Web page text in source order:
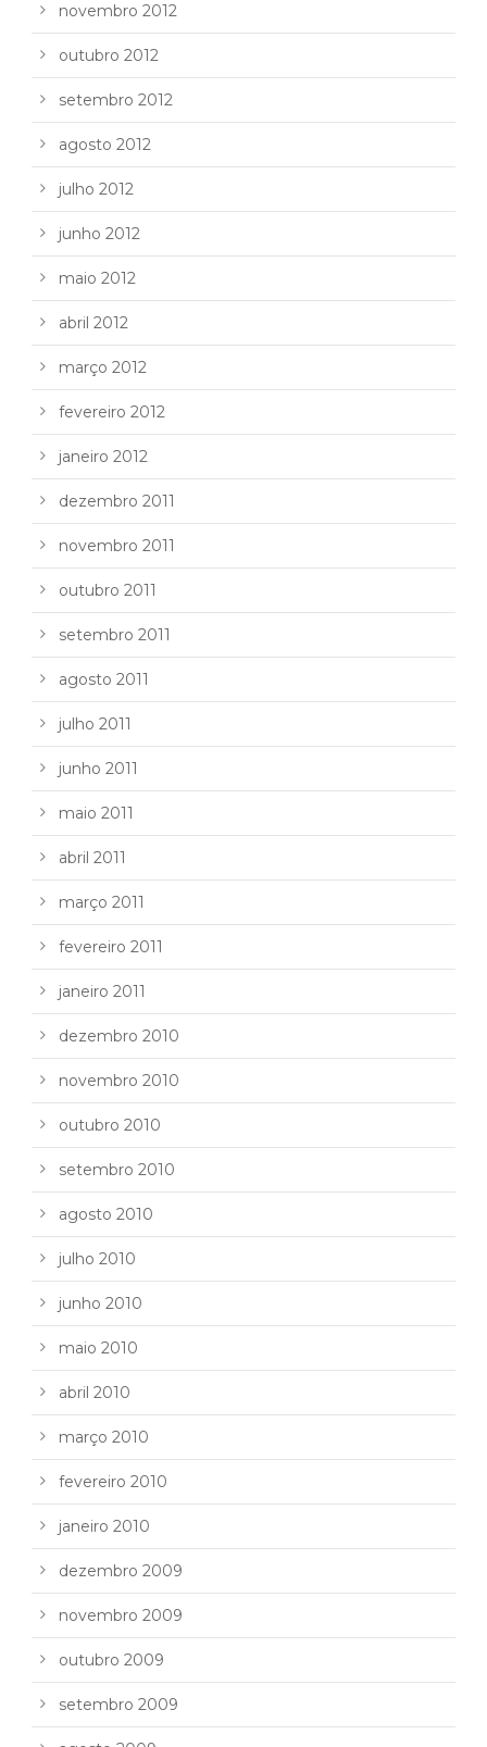
novembro 2012
outubro 2012
setembro 2012
agosto 2012
julho 2012
junho 2012
maio 2012
abril 2012
março 2012
fevereiro 2012
janeiro 2012
dezembro 2011
novembro 2011
outubro 2011
setembro 2011
agosto 2011
julho 2011
junho 2011
maio 2011
abril 2011
março 2011
fevereiro 2011
janeiro 2011
dezembro 2010
novembro 2010
outubro 2010
setembro 2010
agosto 2010
julho 2010
junho 2010
maio 2010
abril 2010
março 2010
fevereiro 2010
janeiro 2010
dezembro 2009
novembro 2009
outubro 2009
setembro 2009